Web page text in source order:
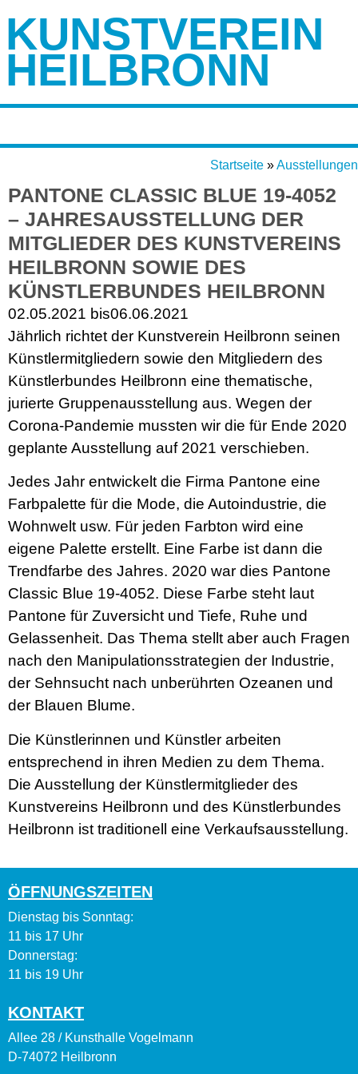
KUNSTVEREIN
HEILBRONN
Startseite »Ausstellungen
PANTONE CLASSIC BLUE 19-4052
– JAHRESAUSSTELLUNG DER
MITGLIEDER DES KUNSTVEREINS
HEILBRONN SOWIE DES
KÜNSTLERBUNDES HEILBRONN
02.05.2021 bis06.06.2021
Jährlich richtet der Kunstverein Heilbronn seinen
Künstlermitgliedern sowie den Mitgliedern des
Künstlerbundes Heilbronn eine thematische,
jurierte Gruppenausstellung aus. Wegen der
Corona-Pandemie mussten wir die für Ende 2020
geplante Ausstellung auf 2021 verschieben.
Jedes Jahr entwickelt die Firma Pantone eine
Farbpalette für die Mode, die Autoindustrie, die
Wohnwelt usw. Für jeden Farbton wird eine
eigene Palette erstellt. Eine Farbe ist dann die
Trendfarbe des Jahres. 2020 war dies Pantone
Classic Blue 19-4052. Diese Farbe steht laut
Pantone für Zuversicht und Tiefe, Ruhe und
Gelassenheit. Das Thema stellt aber auch Fragen
nach den Manipulationsstrategien der Industrie,
der Sehnsucht nach unberührten Ozeanen und
der Blauen Blume.
Die Künstlerinnen und Künstler arbeiten
entsprechend in ihren Medien zu dem Thema.
Die Ausstellung der Künstlermitglieder des
Kunstvereins Heilbronn und des Künstlerbundes
Heilbronn ist traditionell eine Verkaufsausstellung.
KONTAKT
Allee 28 / Kunsthalle Vogelmann
D-74072 Heilbronn
ÖFFNUNGSZEITEN
Dienstag bis Sonntag:
11 bis 17 Uhr
Donnerstag:
11 bis 19 Uhr